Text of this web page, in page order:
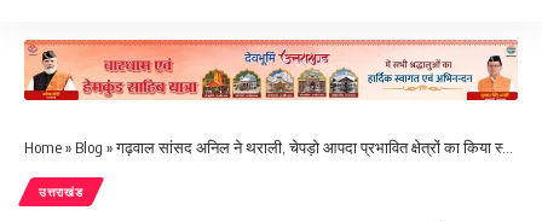
Home» Blog »गढ़वाल सांसद अनिल ने थराली, चेपड़ो आपदा प्रभावित क्षेत्रों का किया स्थलीय निरीक्षण, प्रभावित परिवारों से की मुलाकात
उत्तराखंड